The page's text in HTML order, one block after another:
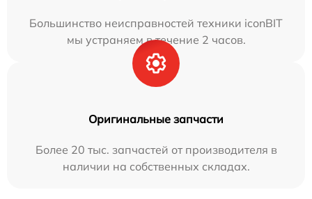
Большинство неисправностей техники iconBIT
мы устраняем в течение 2 часов.
Оригинальные запчасти
Более 20 тыс. запчастей от производителя в
наличии на собственных складах.